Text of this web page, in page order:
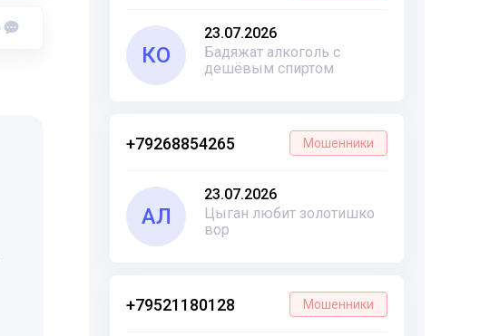
КО
23.07.2026
Бадяжат алкоголь с
дешёвым спиртом
+79268854265 Мошенники
АЛ
23.07.2026
Цыган любит золотишко
вор
+79521180128 Мошенники